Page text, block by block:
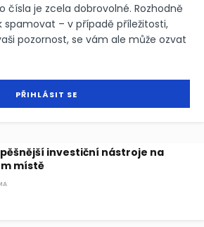
čísla je zcela dobrovolné. Rozhodně
spamovat – v případě příležitosti,
pozornost, se vám ale může ozvat
investiční nástroje na
místě